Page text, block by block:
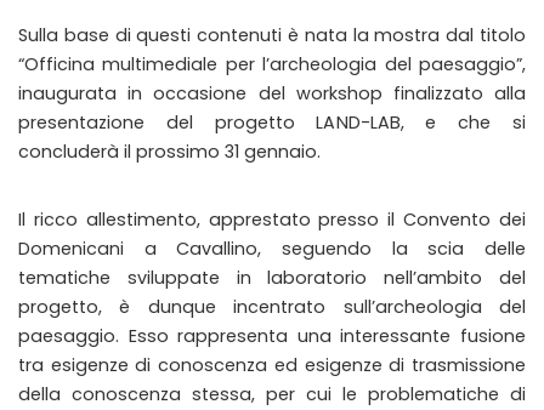
Sulla base di questi contenuti è nata la mostra dal titolo
“Officina multimediale per l’archeologia del paesaggio”,
inaugurata in occasione del workshop finalizzato alla
presentazione del progetto LAND-LAB, e che si
concluderà il prossimo 31 gennaio.
Il ricco allestimento, apprestato presso il Convento dei
Domenicani a Cavallino, seguendo la scia delle
tematiche sviluppate in laboratorio nell’ambito del
progetto, è dunque incentrato sull’archeologia del
paesaggio. Esso rappresenta una interessante fusione
tra esigenze di conoscenza ed esigenze di trasmissione
della conoscenza stessa, per cui le problematiche di